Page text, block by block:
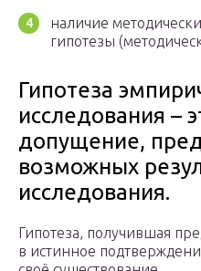
наличие
гипотезы
Гипотеза
исследования –
допущение,
возможных
исследования.
Гипотеза, получившая
в истинное